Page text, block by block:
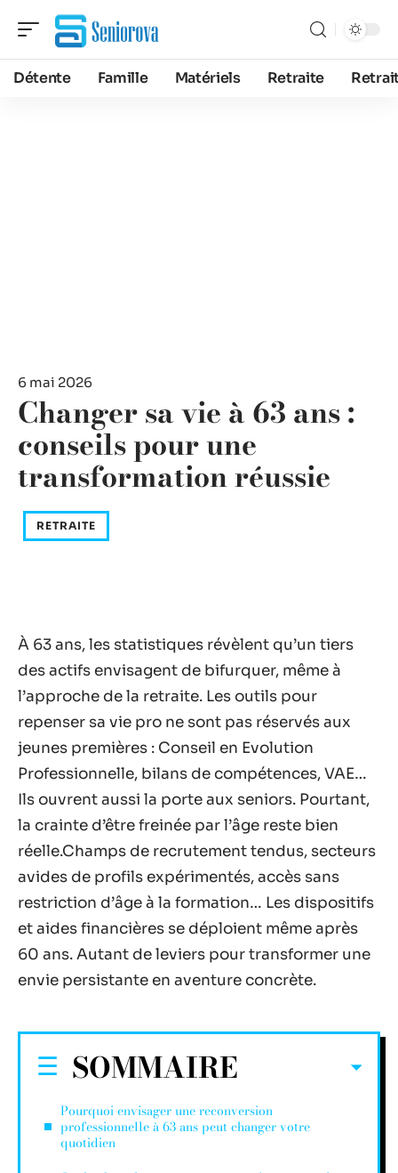
Détente Famille Matériels Retraite
6 mai 2026
Changer sa vie à 63 ans :
conseils pour une
transformation réussie
RETRAITE
À 63 ans, les statistiques révèlent qu’un tiers
des actifs envisagent de bifurquer, même à
l’approche de la retraite. Les outils pour
repenser sa vie pro ne sont pas réservés aux
jeunes premières : Conseil en Evolution
Professionnelle, bilans de compétences, VAE…
Ils ouvrent aussi la porte aux seniors. Pourtant,
la crainte d’être freinée par l’âge reste bien
réelle.Champs de recrutement tendus, secteurs
avides de profils expérimentés, accès sans
restriction d’âge à la formation… Les dispositifs
et aides financières se déploient même après
60 ans. Autant de leviers pour transformer une
envie persistante en aventure concrète.
SOMMAIRE
Pourquoi envisager une reconversion
professionnelle à 63 ans peut changer votre
quotidien